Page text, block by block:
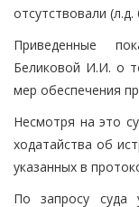
отсутствовали (л.д.
Приведенные
Беликовой И.И. о
мер обеспечения
Несмотря на это
ходатайства об
указанных в
По запросу